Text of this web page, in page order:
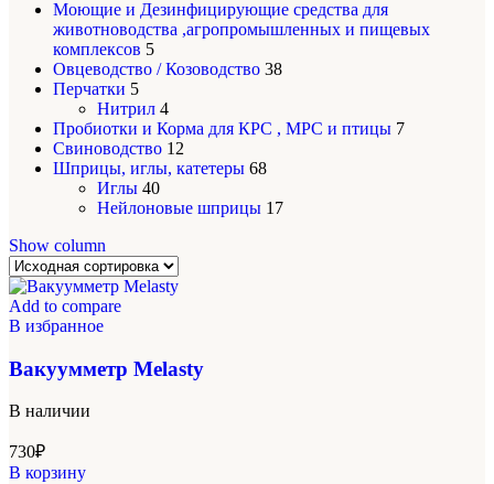
Моющие и Дезинфицирующие средства для
животноводства ,агропромышленных и пищевых
комплексов 5
Овцеводство / Козоводство 38
Перчатки 5
Нитрил 4
Пробиотки и Корма для КРС , МРС и птицы 7
Свиноводство 12
Шприцы, иглы, катетеры 68
Иглы 40
Нейлоновые шприцы 17
Show column
Add to compare
В избранное
Вакуумметр Melasty
В наличии
730₽
В корзину